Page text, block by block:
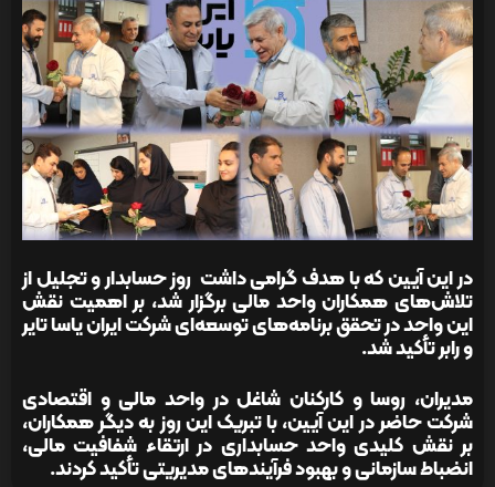
در این آیین که با هدف گرامی داشت روز حسابدار و تجلیل از
تلاش‌های همکاران واحد مالی برگزار شد، بر اهمیت نقش
این واحد در تحقق برنامه‌های توسعه‌ای شرکت ایران یاسا تایر
و رابر تأکید شد.
مدیران، روسا و کارکنان شاغل در واحد مالی و اقتصادی
شرکت حاضر در این آیین، با تبریک این روز به دیگر همکاران،
بر نقش کلیدی واحد حسابداری در ارتقاء شفافیت مالی،
انضباط سازمانی و بهبود فرآیندهای مدیریتی تأکید کردند.